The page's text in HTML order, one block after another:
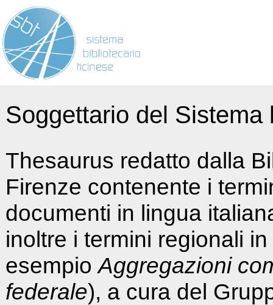
Soggettario del
Thesaurus redatto dalla
Firenze contenente i
documenti in lingua
inoltre i termini regionali
esempioAggregazioni
federale), a cura del